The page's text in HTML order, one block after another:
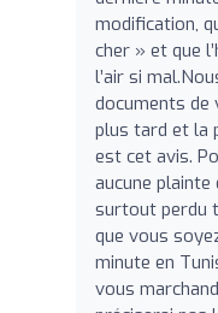
modification,
cher » et que
l’air si
documents de
plus tard et la
est cet avis.
aucune
surtout perdu
que vous
minute en
vous